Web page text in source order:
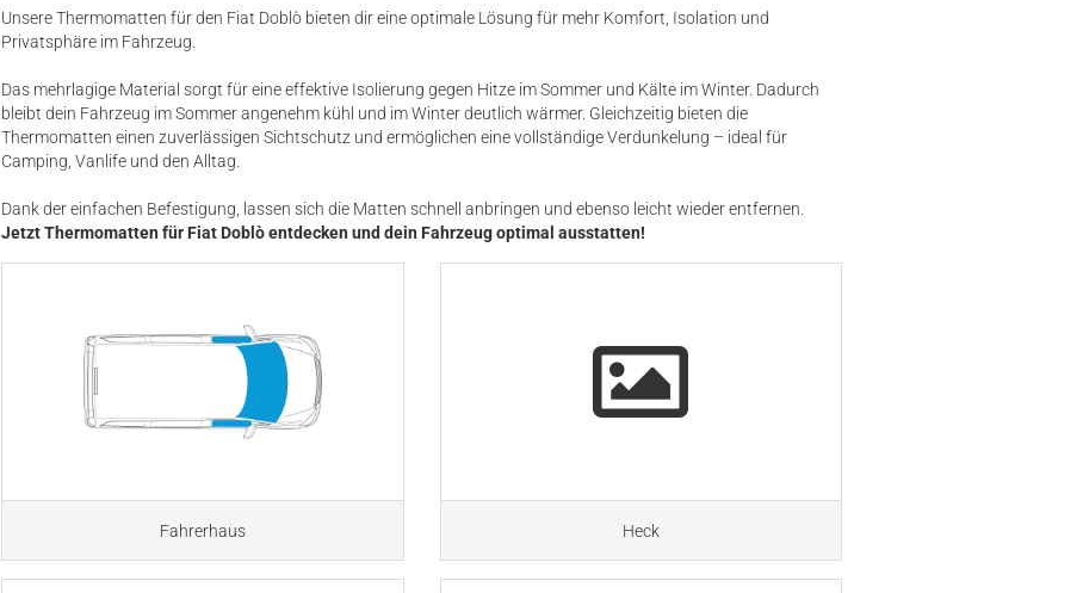
Unsere Thermomatten für den Fiat Doblò bieten dir eine optimale Lösung für mehr Komfort, Isolation und
Privatsphäre im Fahrzeug.
Das mehrlagige Material sorgt für eine effektive Isolierung gegen Hitze im Sommer und Kälte im Winter. Dadurch
bleibt dein Fahrzeug im Sommer angenehm kühl und im Winter deutlich wärmer. Gleichzeitig bieten die
Thermomatten einen zuverlässigen Sichtschutz und ermöglichen eine vollständige Verdunkelung – ideal für
Camping, Vanlife und den Alltag.
Dank der einfachen Befestigung, lassen sich die Matten schnell anbringen und ebenso leicht wieder entfernen.
Jetzt Thermomatten für Fiat Doblò entdecken und dein Fahrzeug optimal ausstatten!
Fahrerhaus Heck